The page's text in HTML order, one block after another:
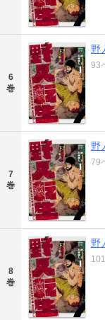
6
巻
野
93
7
巻
野
79
8
巻
野